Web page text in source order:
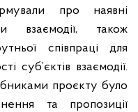
про наявні
взаємодії, також
співпраці для
суб’єктів взаємодії.
проєкту було
та пропозиції